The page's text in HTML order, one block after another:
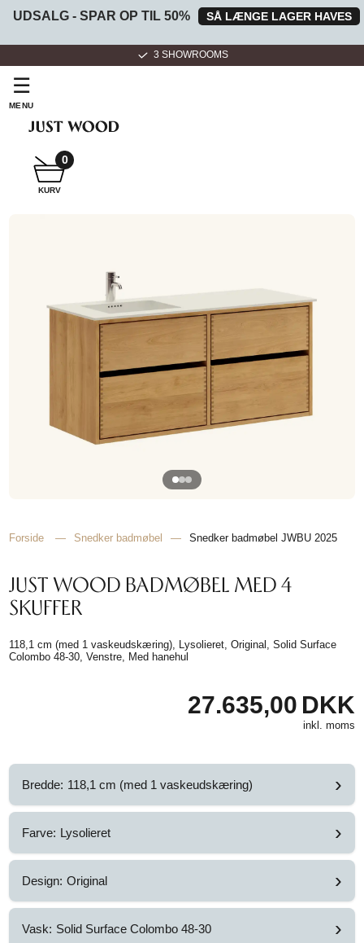
UDSALG - SPAR OP TIL 50% SÅ LÆNGE LAGER HAVES
3 SHOWROOMS
☰
MENU
SNEDKER
BADMØBEL
SNEDKERKØKKEN
HJEMMET
KURV
0
Forside — Snedker badmøbel — Snedker badmøbel JWBU 2025
JUST WOOD BADMØBEL MED 4
SKUFFER
118,1 cm (med 1 vaskeudskæring), Lysolieret, Original, Solid Surface
Colombo 48-30, Venstre, Med hanehul
27.635,00 DKK
inkl. moms
Bredde: 118,1 cm (med 1 vaskeudskæring) ›
Farve: Lysolieret ›
Design: Original ›
Vask: Solid Surface Colombo 48-30 ›